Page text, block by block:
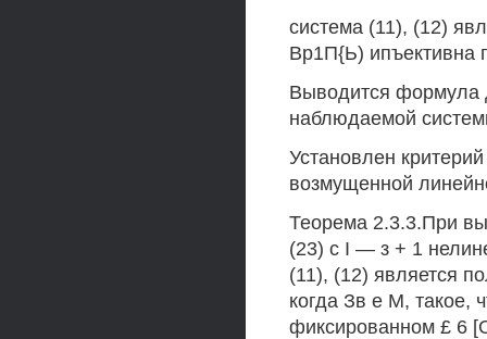
система (11), (12)
Вр1П{Ь) ипъективна
Выводится формула
наблюдаемой
Установлен
возмущенной
Теорема 2.3.3.При
(23) с I — з + 1
(11), (12) является
когда Зв е М, такое,
фиксированном £ 6